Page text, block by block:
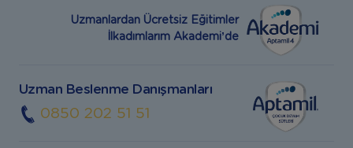
Uzmanlardan Ücretsiz Eğitimler
İlkadımlarım Akademi’de
Uzman Beslenme Danışmanları
0850 202 51 51